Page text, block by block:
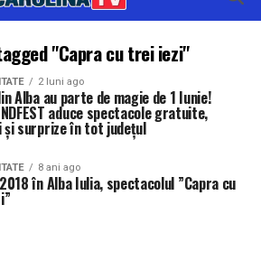
"Capra cu trei iezi"
2 luni ago
Alba au parte de magie de 1 Iunie!
aduce spectacole gratuite,
și surprize în tot județul
8 ani ago
în Alba Iulia, spectacolul ”Capra cu